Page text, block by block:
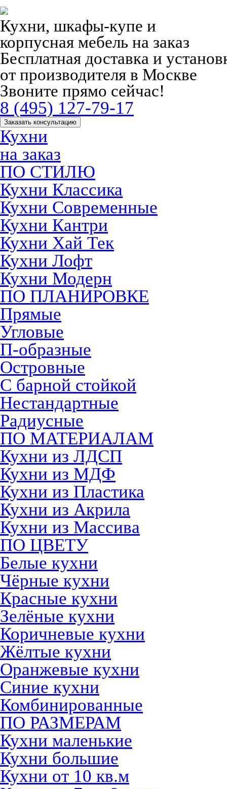
Кухни, шкафы-купе и
корпусная мебель на заказ
Бесплатная доставка и
от производителя в Москве
Звоните прямо сейчас!
8 (495) 127-79-17
Заказать консультацию
Кухни
на заказ
ПО СТИЛЮ
Кухни Классика
Кухни Современные
Кухни Кантри
Кухни Хай Тек
Кухни Лофт
Кухни Модерн
ПО ПЛАНИРОВКЕ
Прямые
Угловые
П-образные
Островные
С барной стойкой
Нестандартные
Радиусные
ПО МАТЕРИАЛАМ
Кухни из ЛДСП
Кухни из МДФ
Кухни из Пластика
Кухни из Акрила
Кухни из Массива
ПО ЦВЕТУ
Белые кухни
Чёрные кухни
Красные кухни
Зелёные кухни
Коричневые кухни
Жёлтые кухни
Оранжевые кухни
Синие кухни
Комбинированные
ПО РАЗМЕРАМ
Кухни маленькие
Кухни большие
Кухни от 10 кв.м